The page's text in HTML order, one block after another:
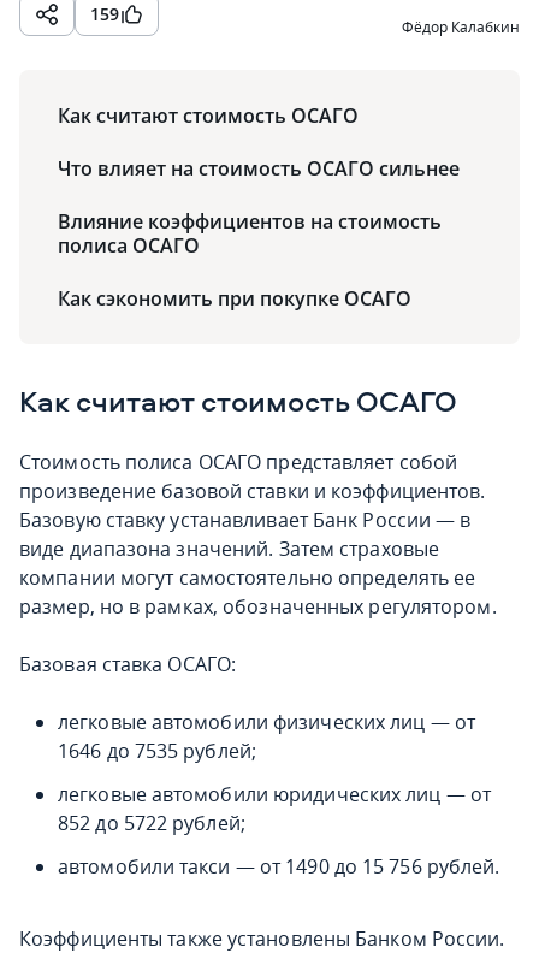
159
Фёдор Калабкин
Как считают стоимость ОСАГО
Что влияет на стоимость ОСАГО сильнее
Влияние коэффициентов на стоимость
полиса ОСАГО
Как сэкономить при покупке ОСАГО
Как считают стоимость ОСАГО
Стоимость полиса ОСАГО представляет собой
произведение базовой ставки и коэффициентов.
Базовую ставку устанавливает Банк России — в
виде диапазона значений. Затем страховые
компании могут самостоятельно определять ее
размер, но в рамках, обозначенных регулятором.
Базовая ставка ОСАГО:
легковые автомобили физических лиц — от
1646 до 7535 рублей;
легковые автомобили юридических лиц — от
852 до 5722 рублей;
автомобили такси — от 1490 до 15 756 рублей.
Коэффициенты также установлены Банком России.